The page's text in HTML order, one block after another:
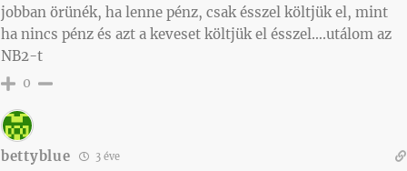
jobban örünék, ha lenne pénz, csak ésszel költjük el, mint
ha nincs pénz és azt a keveset költjük el ésszel….utálom az
NB2-t
0
bettyblue 3 éve